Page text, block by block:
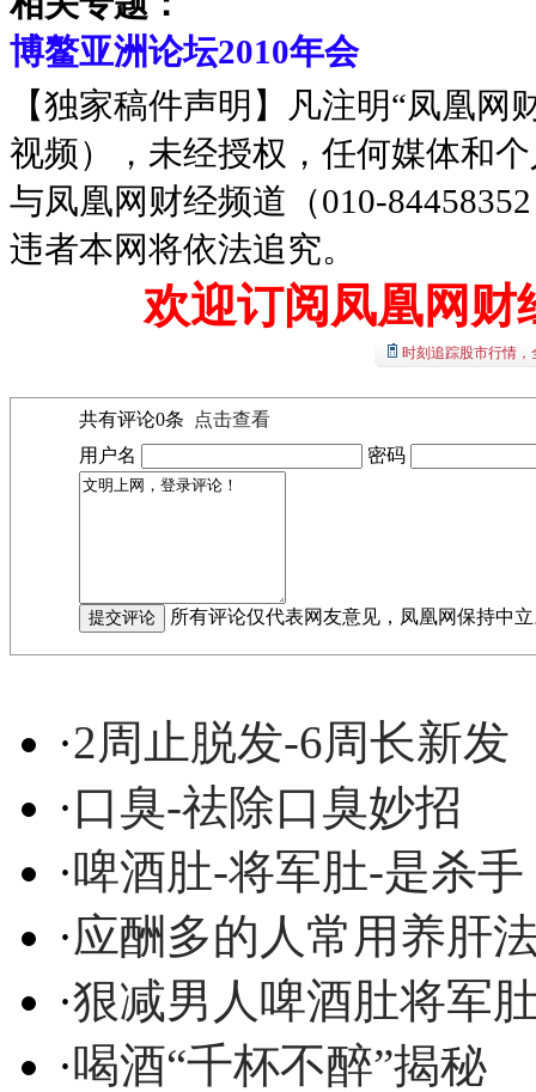
博鳌亚洲论坛2010年会
【独家稿件声明】凡注明“凤凰
视频），未经授权，任何媒体和
与凤凰网财经频道（010-
违者本网将依法追究。
欢迎订阅凤凰网财
时刻追踪股市行情
共有评论0条
点击查看
用户名
密码
所有评论仅代表网友意见，凤凰网保持中
·2周止脱发-6周长新发
·口臭-祛除口臭妙招
·啤酒肚-将军肚-是杀手
·应酬多的人常用养肝
·狠减男人啤酒肚将军
·喝酒“千杯不醉”揭秘